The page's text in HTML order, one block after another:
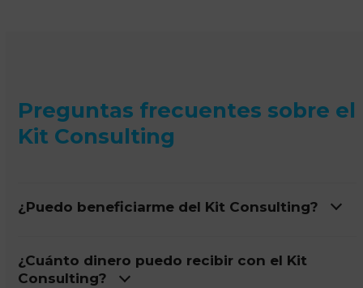
Preguntas frecuentes sobre el
Kit Consulting
¿Puedo beneficiarme del Kit Consulting?
¿Cuánto dinero puedo recibir con el Kit
Consulting?